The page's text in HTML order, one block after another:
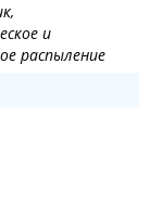
и
распыление